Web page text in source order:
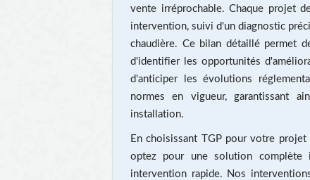
vente irréprochable. Chaque projet
intervention, suivi d'un diagnostic
chaudière. Ce bilan détaillé permet
d'identifier les opportunités
d'anticiper les évolutions
normes en vigueur, garantissant
installation.
En choisissant TGP pour votre projet
optez pour une solution complète
intervention rapide. Nos